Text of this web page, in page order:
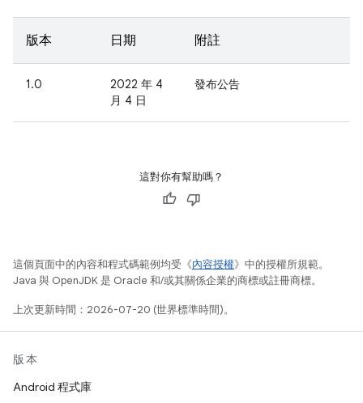
版本 日期 附註
1.0
2022 年 4
月 4 日
發布公告
這對你有幫助嗎？
這個頁面中的內容和程式碼範例均受《內容授權》中的授權所規範。
Java 與 OpenJDK 是 Oracle 和/或其關係企業的商標或註冊商標。
上次更新時間：2026-07-20 (世界標準時間)。
版本
Android 程式庫